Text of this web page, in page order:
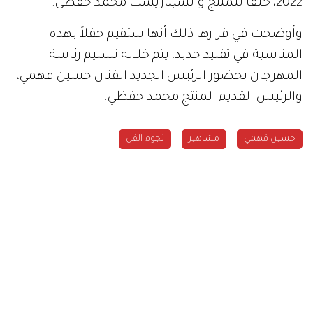
2022، خلفاً للمنتج والسيناريست محمد حفظي.
وأوضحت في قرارها ذلك أنها ستقيم حفلاً بهذه
المناسبة في تقليد جديد، يتم خلاله تسليم رئاسة
المهرجان بحضور الرئيس الجديد الفنان حسين فهمي،
والرئيس القديم المنتج محمد حفظي.
حسين فهمي مشاهير نجوم الفن